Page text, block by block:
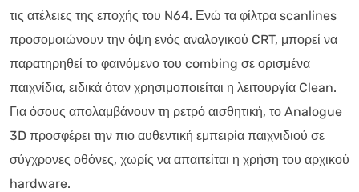
τις ατέλειες της εποχής του N64. Ενώ τα φίλτρα scanlines
προσομοιώνουν την όψη ενός αναλογικού CRT, μπορεί να
παρατηρηθεί το φαινόμενο του combing σε ορισμένα
παιχνίδια, ειδικά όταν χρησιμοποιείται η λειτουργία Clean.
Για όσους απολαμβάνουν τη ρετρό αισθητική, το Analogue
3D προσφέρει την πιο αυθεντική εμπειρία παιχνιδιού σε
σύγχρονες οθόνες, χωρίς να απαιτείται η χρήση του αρχικού
hardware.